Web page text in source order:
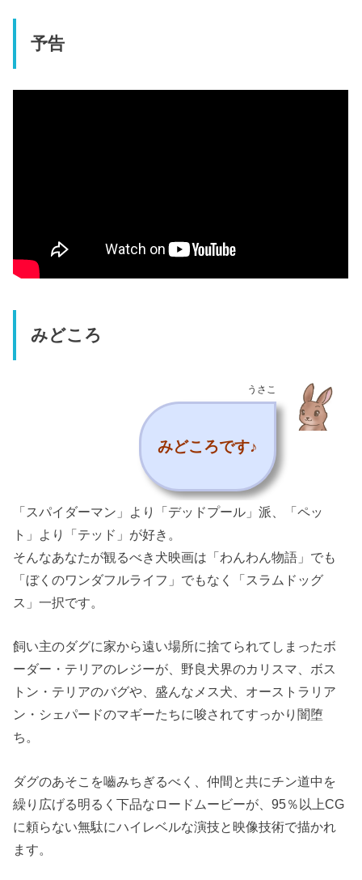
予告
みどころ
うさこ
みどころです♪
「スパイダーマン」より「デッドプール」派、「ペッ
ト」より「テッド」が好き。
そんなあなたが観るべき犬映画は「わんわん物語」でも
「ぼくのワンダフルライフ」でもなく「スラムドッグ
ス」一択です。
飼い主のダグに家から遠い場所に捨てられてしまったボ
ーダー・テリアのレジーが、野良犬界のカリスマ、ボス
トン・テリアのバグや、盛んなメス犬、オーストラリア
ン・シェパードのマギーたちに唆されてすっかり闇堕
ち。
ダグのあそこを嚙みちぎるべく、仲間と共にチン道中を
繰り広げる明るく下品なロードムービーが、95％以上CG
に頼らない無駄にハイレベルな演技と映像技術で描かれ
ます。